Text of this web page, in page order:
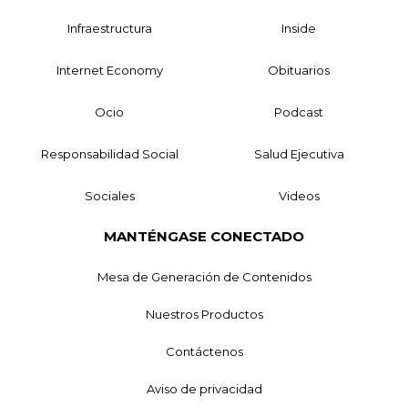
Infraestructura Inside
Internet Economy Obituarios
Ocio Podcast
Responsabilidad Social Salud Ejecutiva
Sociales Videos
MANTÉNGASE CONECTADO
Mesa de Generación de Contenidos
Nuestros Productos
Contáctenos
Aviso de privacidad